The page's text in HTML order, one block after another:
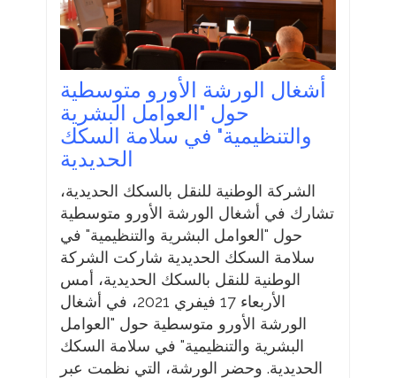
أشغال الورشة الأورو متوسطية
حول "العوامل البشرية
والتنظيمية" في سلامة السكك
الحديدية
الشركة الوطنية للنقل بالسكك الحديدية،
تشارك في أشغال الورشة الأورو متوسطية
حول "العوامل البشرية والتنظيمية" في
سلامة السكك الحديدية شاركت الشركة
الوطنية للنقل بالسكك الحديدية، أمس
الأربعاء 17 فيفري 2021، في أشغال
الورشة الأورو متوسطية حول "العوامل
البشرية والتنظيمية" في سلامة السكك
الحديدية. وحضر الورشة، التي نظمت عبر